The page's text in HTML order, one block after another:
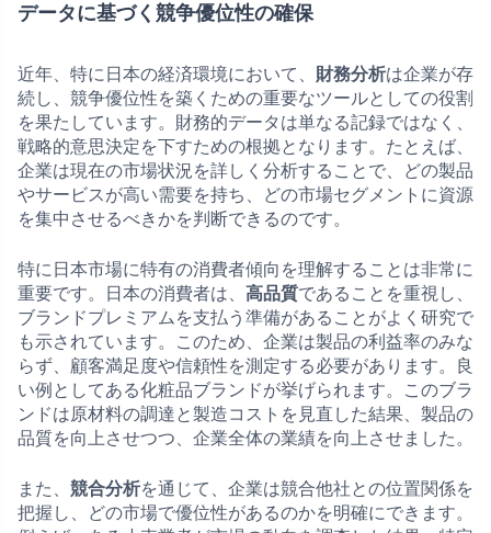
データに基づく競争優位性の確保
近年、特に日本の経済環境において、 財務分析は企業が存
続し、競争優位性を築くための重要なツールとしての役割
を果たしています。財務的データは単なる記録ではなく、
戦略的意思決定を下すための根拠となります。たとえば、
企業は現在の市場状況を詳しく分析することで、どの製品
やサービスが高い需要を持ち、どの市場セグメントに資源
を集中させるべきかを判断できるのです。
特に日本市場に特有の消費者傾向を理解することは非常に
重要です。日本の消費者は、 高品質であることを重視し、
ブランドプレミアムを支払う準備があることがよく研究で
も示されています。このため、企業は製品の利益率のみな
らず、顧客満足度や信頼性を測定する必要があります。良
い例としてある化粧品ブランドが挙げられます。このブラ
ンドは原材料の調達と製造コストを見直した結果、製品の
品質を向上させつつ、企業全体の業績を向上させました。
また、 競合分析を通じて、企業は競合他社との位置関係を
把握し、どの市場で優位性があるのかを明確にできます。